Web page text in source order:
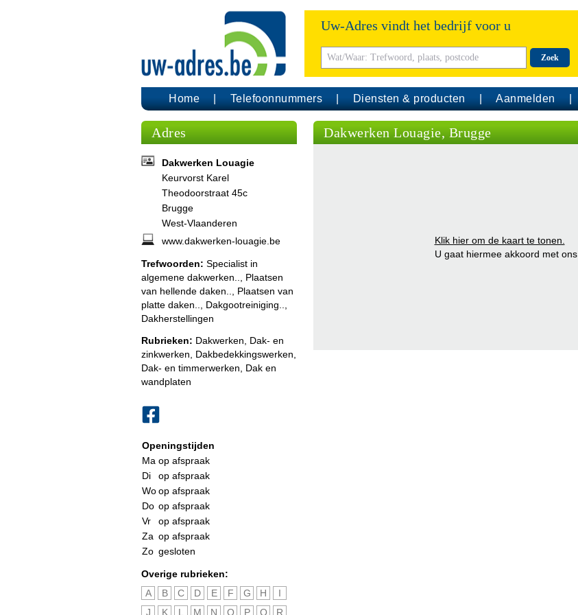
Uw-Adres vindt het bedrijf voor u
Zoek
Home Telefoonnummers Diensten & producten Aanmelden
Adres
Dakwerken Louagie
Keurvorst Karel
Theodoorstraat 45c
Brugge
West-Vlaanderen
www.dakwerken-louagie.be
Trefwoorden: Specialist in
algemene dakwerken.., Plaatsen
van hellende daken.., Plaatsen van
platte daken.., Dakgootreiniging..,
Dakherstellingen
Rubrieken: Dakwerken
Dak- en
zinkwerken
Dakbedekkingswerken
Dak- en timmerwerken
Dak en
wandplaten
Openingstijden
Ma op afspraak
Di
op afspraak
Woop afspraak
Do op afspraak
Vr
op afspraak
Za op afspraak
Zo gesloten
Overige rubrieken:
A
B C D E F G H
I
J
K L M N O P Q R
Dakwerken Louagie, Brugge
Klik hier om de kaart te tonen.
U gaat hiermee akkoord met ons